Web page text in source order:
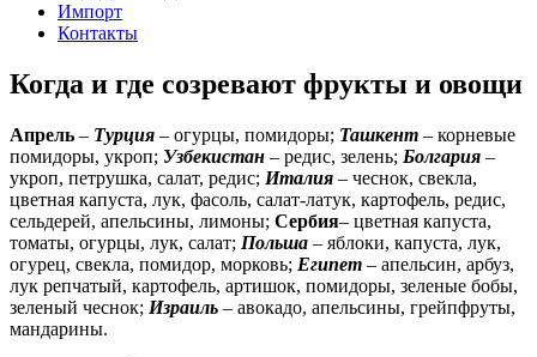
Импорт
Контакты
Когда и где созревают фрукты и овощи
Апрель – Турция – огурцы, помидоры; Ташкент – корневые
помидоры, укроп; Узбекистан – редис, зелень; Болгария –
укроп, петрушка, салат, редис; Италия – чеснок, свекла,
цветная капуста, лук, фасоль, салат-латук, картофель, редис,
сельдерей, апельсины, лимоны; Сербия– цветная капуста,
томаты, огурцы, лук, салат; Польша – яблоки, капуста, лук,
огурец, свекла, помидор, морковь; Египет – апельсин, арбуз,
лук репчатый, картофель, артишок, помидоры, зеленые бобы,
зеленый чеснок; Израиль – авокадо, апельсины, грейпфруты,
мандарины.